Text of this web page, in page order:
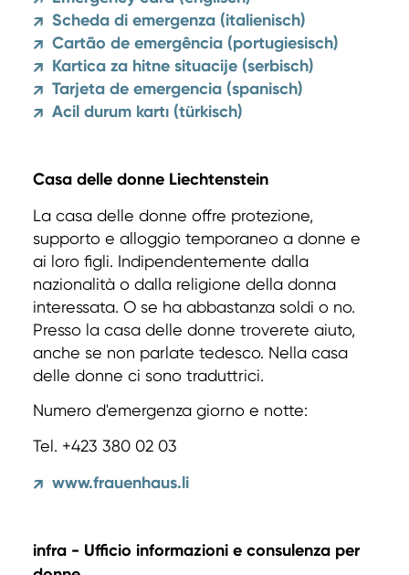
↗ Scheda di emergenza (italienisch)
↗ Cartão de emergência (portugiesisch)
↗ Kartica za hitne situacije (serbisch)
↗ Tarjeta de emergencia (spanisch)
↗ Acil durum kartı (türkisch)
Casa delle donne Liechtenstein
La casa delle donne offre protezione,
supporto e alloggio temporaneo a donne e
ai loro figli. Indipendentemente dalla
nazionalità o dalla religione della donna
interessata. O se ha abbastanza soldi o no.
Presso la casa delle donne troverete aiuto,
anche se non parlate tedesco. Nella casa
delle donne ci sono traduttrici.
Numero d'emergenza giorno e notte:
Tel. +423 380 02 03
↗ www.frauenhaus.li
infra - Ufficio informazioni e consulenza per